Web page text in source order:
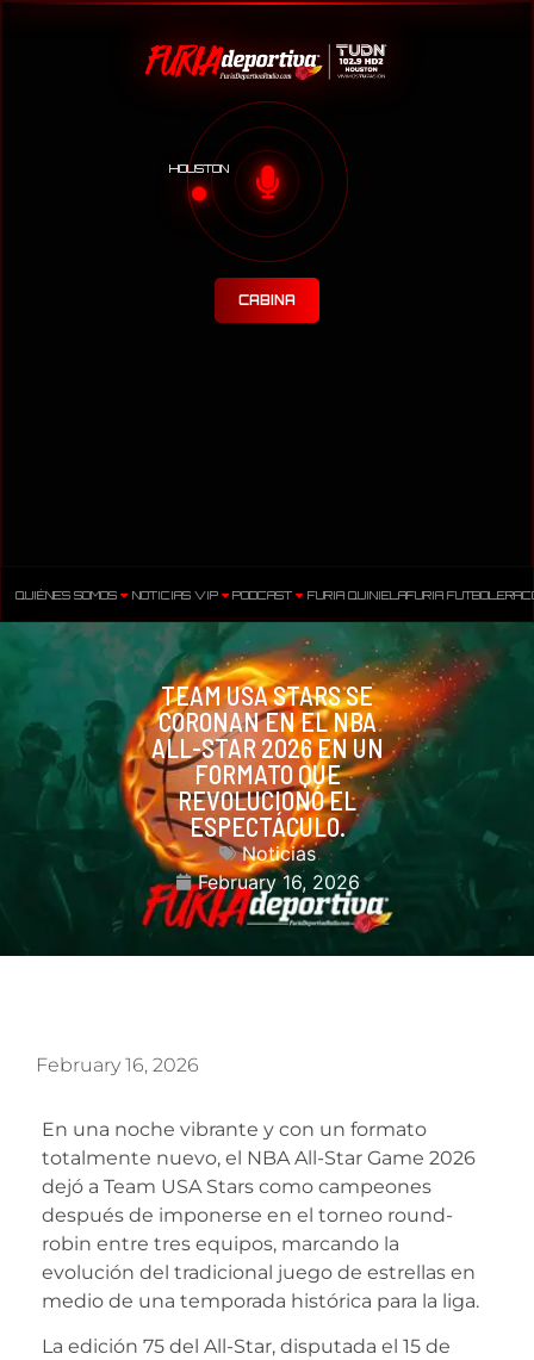
HOUSTON
CABINA
QUIÉNES SOMOS NOTICIAS VIP PODCAST FURIA QUINIELAFURIA FUTBOLERA
TEAM USA STARS SE
CORONAN EN EL NBA
ALL-STAR 2026 EN UN
FORMATO QUE
REVOLUCIONÓ EL
ESPECTÁCULO.
Noticias
February 16, 2026
February 16, 2026
En una noche vibrante y con un formato
totalmente nuevo, el NBA All-Star Game 2026
dejó a Team USA Stars como campeones
después de imponerse en el torneo round-
robin entre tres equipos, marcando la
evolución del tradicional juego de estrellas en
medio de una temporada histórica para la liga.
La edición 75 del All-Star, disputada el 15 de